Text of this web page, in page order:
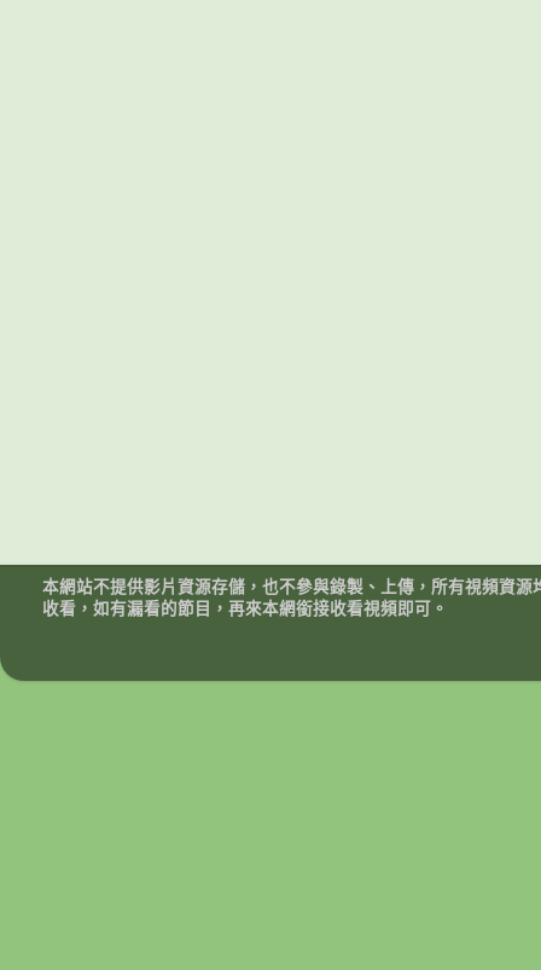
本網站不提供影片資源存儲，也不參與錄製、上傳，所有視頻資
收看，如有漏看的節目，再來本網銜接收看視頻即可。